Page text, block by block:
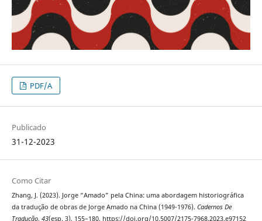
PDF/A
Publicado
31-12-2023
Como Citar
Zhang, J. (2023). Jorge “Amado” pela China: uma abordagem historiográfica
da tradução de obras de Jorge Amado na China (1949-1976). Cadernos De
Tradução, 43(esp. 3), 155–180. https://doi.org/10.5007/2175-7968.2023.e97152